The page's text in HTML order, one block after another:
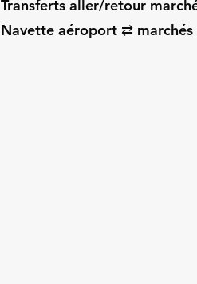
Transferts aller/retour
Navette aéroport ⇄ marchés